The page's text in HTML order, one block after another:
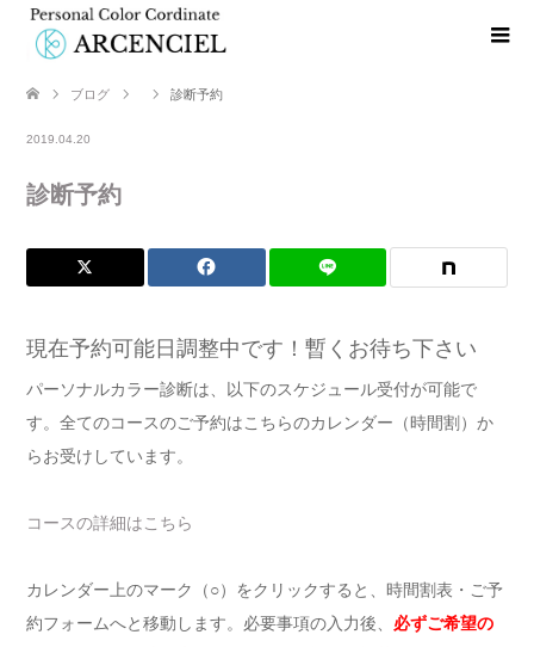
ブログ 診断予約
2019.04.20
診断予約
現在予約可能日調整中です！暫くお待ち下さい
パーソナルカラー診断は、以下のスケジュール受付が可能で
す。全てのコースのご予約はこちらのカレンダー（時間割）か
らお受けしています。
コースの詳細はこちら
カレンダー上のマーク（○）をクリックすると、時間割表・ご予
約フォームへと移動します。必要事項の入力後、 必ずご希望の